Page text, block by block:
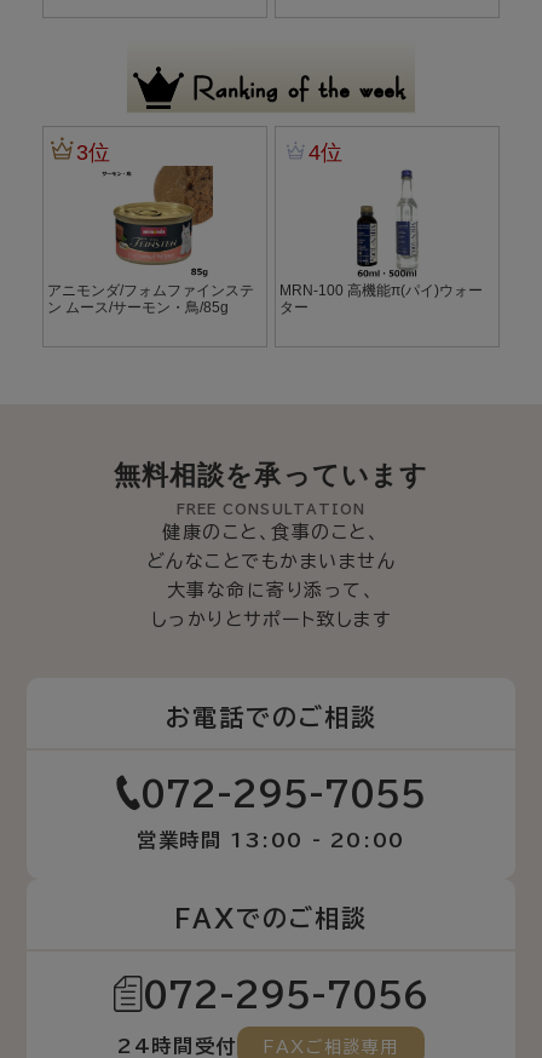
無料相談を承っています
FREE CONSULTATION
健康のこと、食事のこと、
どんなことでもかまいません
大事な命に寄り添って、
しっかりとサポート致します
お電話でのご相談
072-295-7055
営業時間 13:00 - 20:00
FAXでのご相談
072-295-7056
24時間受付 FAXご相談専用